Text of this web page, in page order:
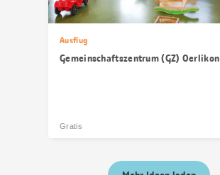
Ausflug
Gemeinschaftszentrum (GZ) Oerlikon
Gratis